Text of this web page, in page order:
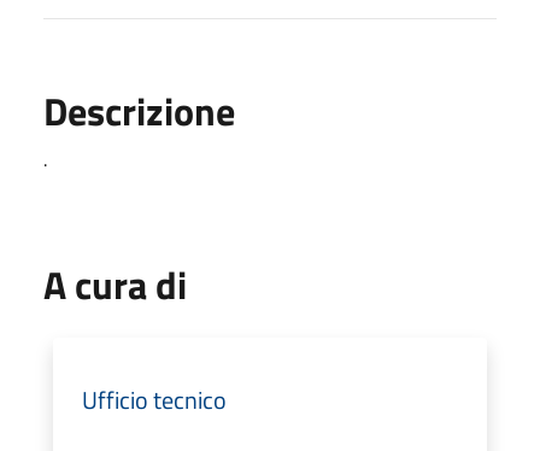
Descrizione
.
A cura di
Ufficio tecnico